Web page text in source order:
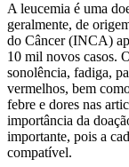
A leucemia é uma
geralmente, de
do Câncer (INCA)
10 mil novos casos.
sonolência, fadiga,
vermelhos, bem
febre e dores nas
importância da
importante, pois a
compatível.